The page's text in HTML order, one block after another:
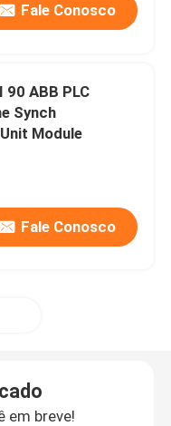
Fale Conosco
90 ABB PLC
Synch
Module
Fale Conosco
em breve!